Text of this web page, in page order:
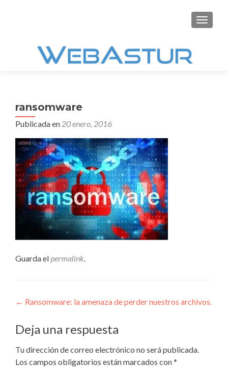
ransomware
Publicada en 20 enero, 2016
Guarda elpermalink.
Navegación
de
entradas
← Ransomware: la amenaza de perder nuestros archivos.
Deja una respuesta
Tu dirección de correo electrónico no será publicada.
Los campos obligatorios están marcados con*